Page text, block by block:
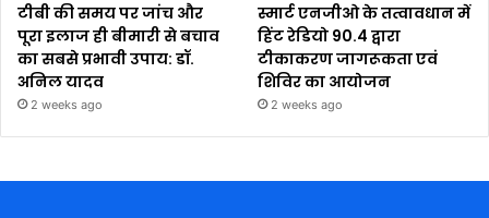
टीबी की समय पर जांच और
पूरा इलाज ही बीमारी से बचाव
का सबसे प्रभावी उपाय: डॉ.
अनिल यादव
2 weeks ago
स्मार्ट एनजीओ के तत्वावधान में
हिंट रेडियो 90.4 द्वारा
टीकाकरण जागरूकता एवं
शिविर का आयोजन
2 weeks ago